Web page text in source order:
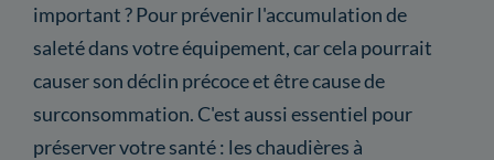
important ? Pour prévenir l'accumulation de
saleté dans votre équipement, car cela pourrait
causer son déclin précoce et être cause de
surconsommation. C'est aussi essentiel pour
préserver votre santé : les chaudières à